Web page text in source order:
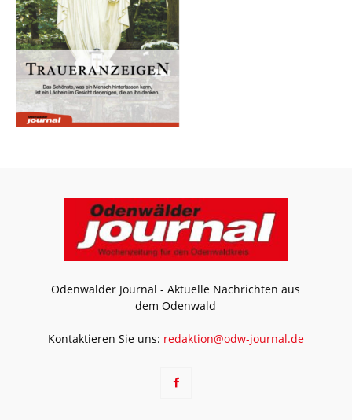
Odenwälder Journal - Aktuelle Nachrichten aus
dem Odenwald
Kontaktieren Sie uns: redaktion@odw-journal.de